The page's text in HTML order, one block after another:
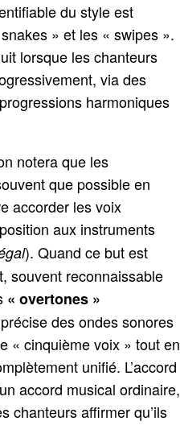
du style est
» et les « swipes ».
lorsque les chanteurs
via des
harmoniques
notera que les
que possible en
accorder les voix
aux instruments
). Quand ce but est
souvent reconnaissable
« overtones »
des ondes sonores
« cinquième voix » tout en
unifié. L’accord
accord musical ordinaire,
chanteurs affirmer qu’ils